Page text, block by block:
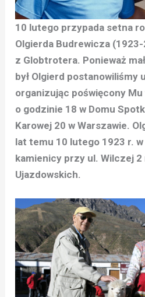
10 lutego przypada setna
Olgierda Budrewicza
z Globtrotera. Ponieważ
był Olgierd postanowiliśmy
organizując poświęcony
o godzinie 18 w Domu
Karowej 20 w Warszawie.
lat temu 10 lutego 1923 r. w
kamienicy przy ul. Wilczej 2
Ujazdowskich.